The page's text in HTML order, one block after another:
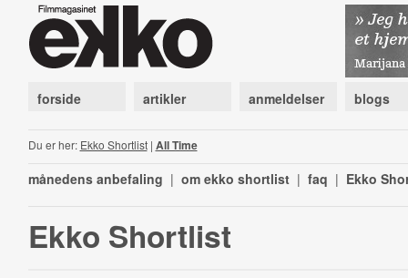
forside artikler anmeldelser blogs
Du er her: Ekko Shortlist| All Time
månedens anbefaling | om ekko shortlist | faq | Ekko
Ekko Shortlist